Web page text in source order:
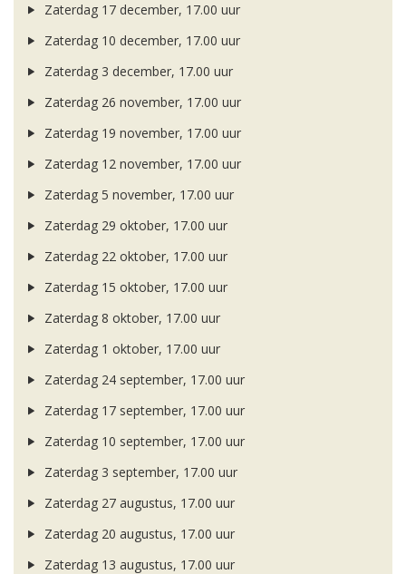
Zaterdag 17 december, 17.00 uur
Zaterdag 10 december, 17.00 uur
Zaterdag 3 december, 17.00 uur
Zaterdag 26 november, 17.00 uur
Zaterdag 19 november, 17.00 uur
Zaterdag 12 november, 17.00 uur
Zaterdag 5 november, 17.00 uur
Zaterdag 29 oktober, 17.00 uur
Zaterdag 22 oktober, 17.00 uur
Zaterdag 15 oktober, 17.00 uur
Zaterdag 8 oktober, 17.00 uur
Zaterdag 1 oktober, 17.00 uur
Zaterdag 24 september, 17.00 uur
Zaterdag 17 september, 17.00 uur
Zaterdag 10 september, 17.00 uur
Zaterdag 3 september, 17.00 uur
Zaterdag 27 augustus, 17.00 uur
Zaterdag 20 augustus, 17.00 uur
Zaterdag 13 augustus, 17.00 uur